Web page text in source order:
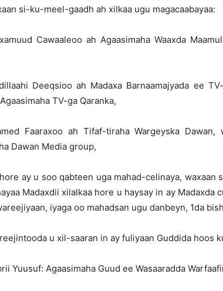
si-ku-meel-gaadh ah xilkaa ugu magacaabayaa:
Cawaaleoo ah Agaasimaha Waaxda
Deeqsioo ah Madaxa Barnaamajyada ee
TV-ga Qaranka,
Faaraxoo ah Tifaf-tiraha Wargeyska Dawan,
Dawan Media group,
ay u soo qabteen uga mahad-celinaya, waxaan
Madaxdii xilalkaa hore u haysay in ay Madaxda
iyaga oo mahadsan ugu danbeyn, 1da
u xil-saaran in ay fuliyaan Guddida hoos
Yuusuf: Agaasimaha Guud ee Wasaaradda